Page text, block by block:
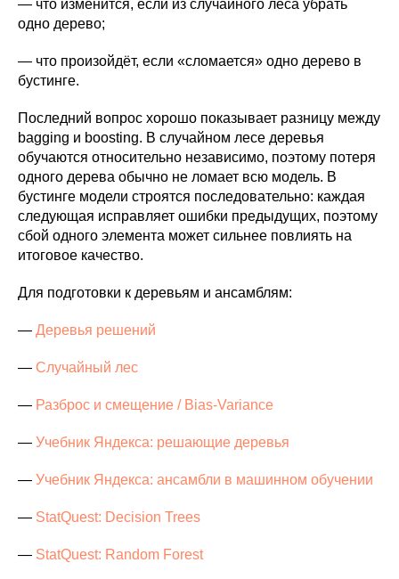
— что изменится, если из случайного леса убрать
одно дерево;
— что произойдёт, если «сломается» одно дерево в
бустинге.
Последний вопрос хорошо показывает разницу между
bagging и boosting. В случайном лесе деревья
обучаются относительно независимо, поэтому потеря
одного дерева обычно не ломает всю модель. В
бустинге модели строятся последовательно: каждая
следующая исправляет ошибки предыдущих, поэтому
сбой одного элемента может сильнее повлиять на
итоговое качество.
Для подготовки к деревьям и ансамблям:
— Деревья решений
— Случайный лес
— Разброс и смещение / Bias-Variance
— Учебник Яндекса: решающие деревья
— Учебник Яндекса: ансамбли в машинном обучении
— StatQuest: Decision Trees
— StatQuest: Random Forest